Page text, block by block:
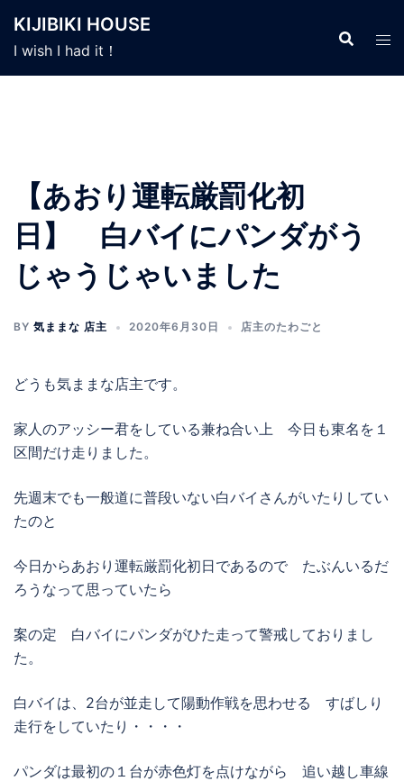
ン
KIJIBIKI HOUSE
I wish I had it！
【あおり運転厳罰化初
日】 白バイにパンダがう
じゃうじゃいました
BY 気ままな 店主 2020年6月30日 店主のたわごと
どうも気ままな店主です。
家人のアッシー君をしている兼ね合い上 今日も東名を１
区間だけ走りました。
先週末でも一般道に普段いない白バイさんがいたりしてい
たのと
今日からあおり運転厳罰化初日であるので たぶんいるだ
ろうなって思っていたら
案の定 白バイにパンダがひた走って警戒しておりまし
た。
白バイは、2台が並走して陽動作戦を思わせる すばしり
走行をしていたり・・・・
パンダは最初の１台が赤色灯を点けながら 追い越し車線